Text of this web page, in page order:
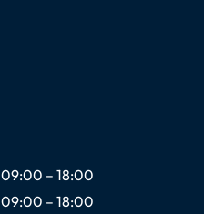
09:00 – 18:00
09:00 – 18:00